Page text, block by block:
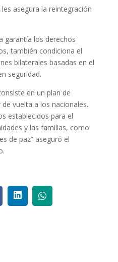
asegura la reintegración
garantía los derechos
también condiciona el
bilaterales basadas en el
seguridad.
en un plan de
vuelta a los nacionales.
establecidos para el
y las familias, como
de paz” aseguró el